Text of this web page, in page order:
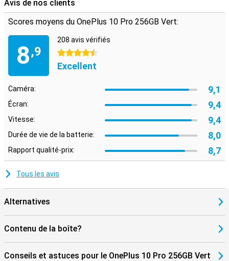
Web à la vitesse de l'éclair.
Ce smartphone est doté d'un processeur phare. Il fait en sorte que
pas à attendre longtemps le chargement des applications et des
sites Web.
Avis de nos clients
Scores moyens du OnePlus 10 Pro 256GB Vert:
8,9
208 avis vérifiés
4.5 étoiles
Excellent
Caméra: 9,1
Écran: 9,4
Vitesse: 9,4
Durée de vie de la batterie: 8,0
Rapport qualité-prix: 8,7
Tous les avis
Alternatives
Contenu de la boîte?
Conseils et astuces pour le OnePlus 10 Pro 256GB Vert